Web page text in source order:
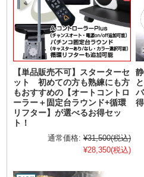
【単品販売不可】スターターセ
ット 初めての方も熟練にも方
もおすすめの【オートコントロ
ーラー＋固定台ラウンド+循環
リフター】が選べるお得セッ
ト！
通常価格: ¥31,500(税込)
¥28,350(税込)